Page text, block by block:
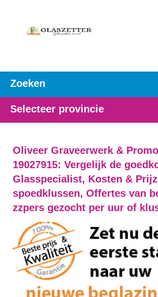
Zoeken
Selecteer provincie
Oliveer Graveerwerk &
19027915: Vergelijk de
Glasspecialist, Kosten &
spoedklussen, Offertes van
zzpers gezocht per uur of